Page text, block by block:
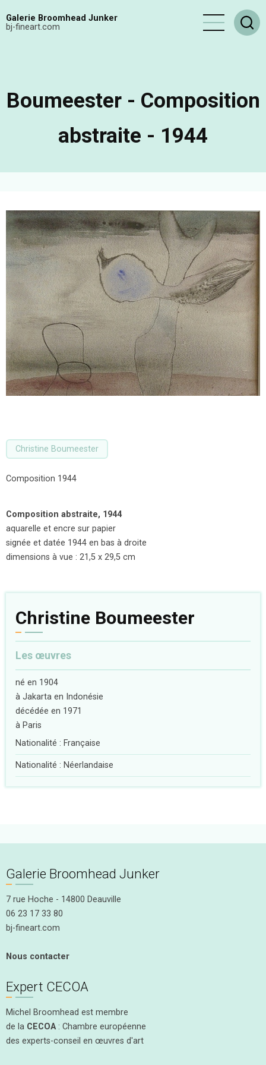
auGalerie Broomhead Junker
bj-fineart.com
Boumeester - Composition
abstraite - 1944
Christine Boumeester
Composition 1944
Composition abstraite, 1944
aquarelle et encre sur papier
signée et datée 1944 en bas à droite
dimensions à vue : 21,5 x 29,5 cm
Christine Boumeester
Les œuvres
né en 1904
à Jakarta en Indonésie
décédée en 1971
à Paris
Nationalité : Française
Nationalité : Néerlandaise
Galerie Broomhead Junker
7 rue Hoche - 14800 Deauville
06 23 17 33 80
bj-fineart.com
Nous contacter
Expert CECOA
Michel Broomhead est membre
de la CECOA: Chambre européenne
des experts-conseil en œuvres d'art